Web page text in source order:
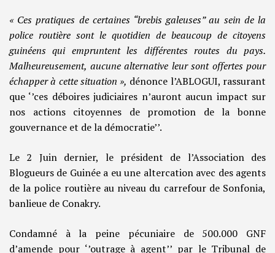
« Ces pratiques de certaines “brebis galeuses” au sein de la
police routière sont le quotidien de beaucoup de citoyens
guinéens qui empruntent les différentes routes du pays.
Malheureusement, aucune alternative leur sont offertes pour
échapper à cette situation », dénonce l’ABLOGUI, rassurant
que ‘’ces déboires judiciaires n’auront aucun impact sur
nos actions citoyennes de promotion de la bonne
gouvernance et de la démocratie’’.
Le 2 Juin dernier, le président de l’Association des
Blogueurs de Guinée a eu une altercation avec des agents
de la police routière au niveau du carrefour de Sonfonia,
banlieue de Conakry.
Condamné à la peine pécuniaire de 500.000 GNF
d’amende pour ‘’outrage à agent’’ par le Tribunal de